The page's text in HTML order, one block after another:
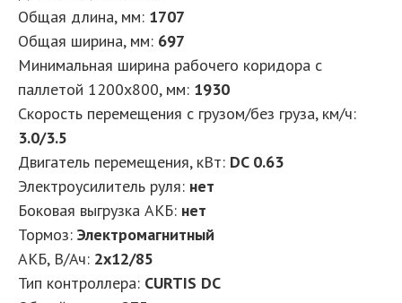
Общая длина, мм: 1707
Общая ширина, мм: 697
Минимальная ширина рабочего коридора с
паллетой 1200х800, мм: 1930
Скорость перемещения с грузом/без груза, км/ч:
3.0/3.5
Двигатель перемещения, кВт: DC 0.63
Электроусилитель руля: нет
Боковая выгрузка АКБ: нет
Тормоз: Электромагнитный
АКБ, В/Ач: 2x12/85
Тип контроллера: CURTIS DC